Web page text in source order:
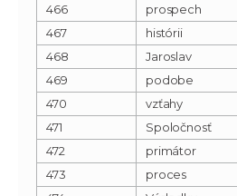
466
prospech
467
histórii
468
Jaroslav
469
podobe
470
vzťahy
471
Spoločnosť
472
primátor
473
proces